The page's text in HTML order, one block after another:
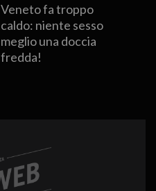
Veneto fa troppo
caldo: niente sesso
meglio una doccia
fredda!